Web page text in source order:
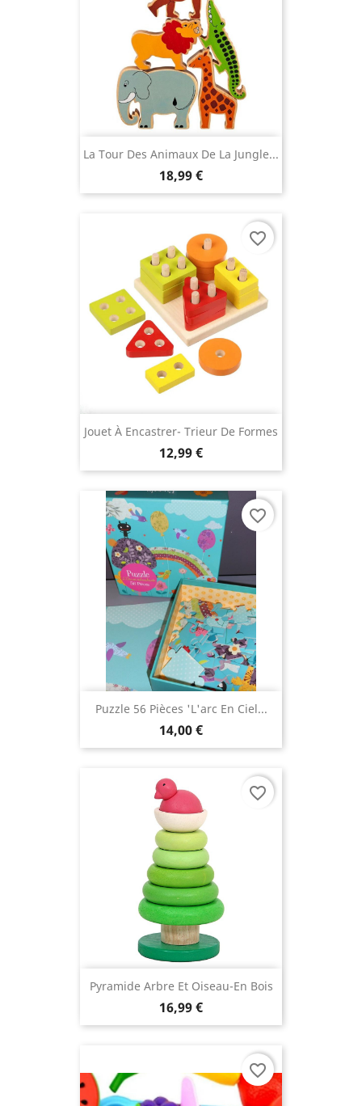
La Tour Des Animaux De La Jungle...
18,99 €
Jouet À Encastrer- Trieur De Formes
12,99 €
favorite_border
Puzzle 56 Pièces 'L'arc En Ciel...
14,00 €
favorite_border
Pyramide Arbre Et Oiseau-En Bois
16,99 €
favorite_border
favorite_border